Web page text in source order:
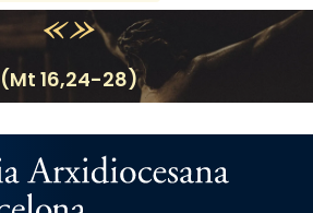
(Mt 16,24-28)